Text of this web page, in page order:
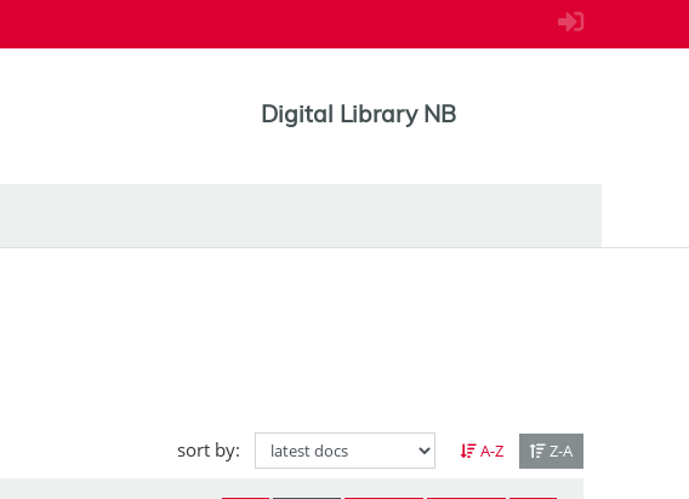
Digital Library NB
sort by: A-Z Z-A